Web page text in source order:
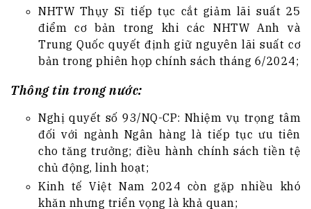
NHTW Thụy Sĩ tiếp tục cắt giảm lãi suất 25
điểm cơ bản trong khi các NHTW Anh và
Trung Quốc quyết định giữ nguyên lãi suất cơ
bản trong phiên họp chính sách tháng 6/2024;
Thông tin trong nước:
Nghị quyết số 93/NQ-CP: Nhiệm vụ trọng tâm
đối với ngành Ngân hàng là tiếp tục ưu tiên
cho tăng trưởng; điều hành chính sách tiền tệ
chủ động, linh hoạt;
Kinh tế Việt Nam 2024 còn gặp nhiều khó
khăn nhưng triển vọng là khả quan;